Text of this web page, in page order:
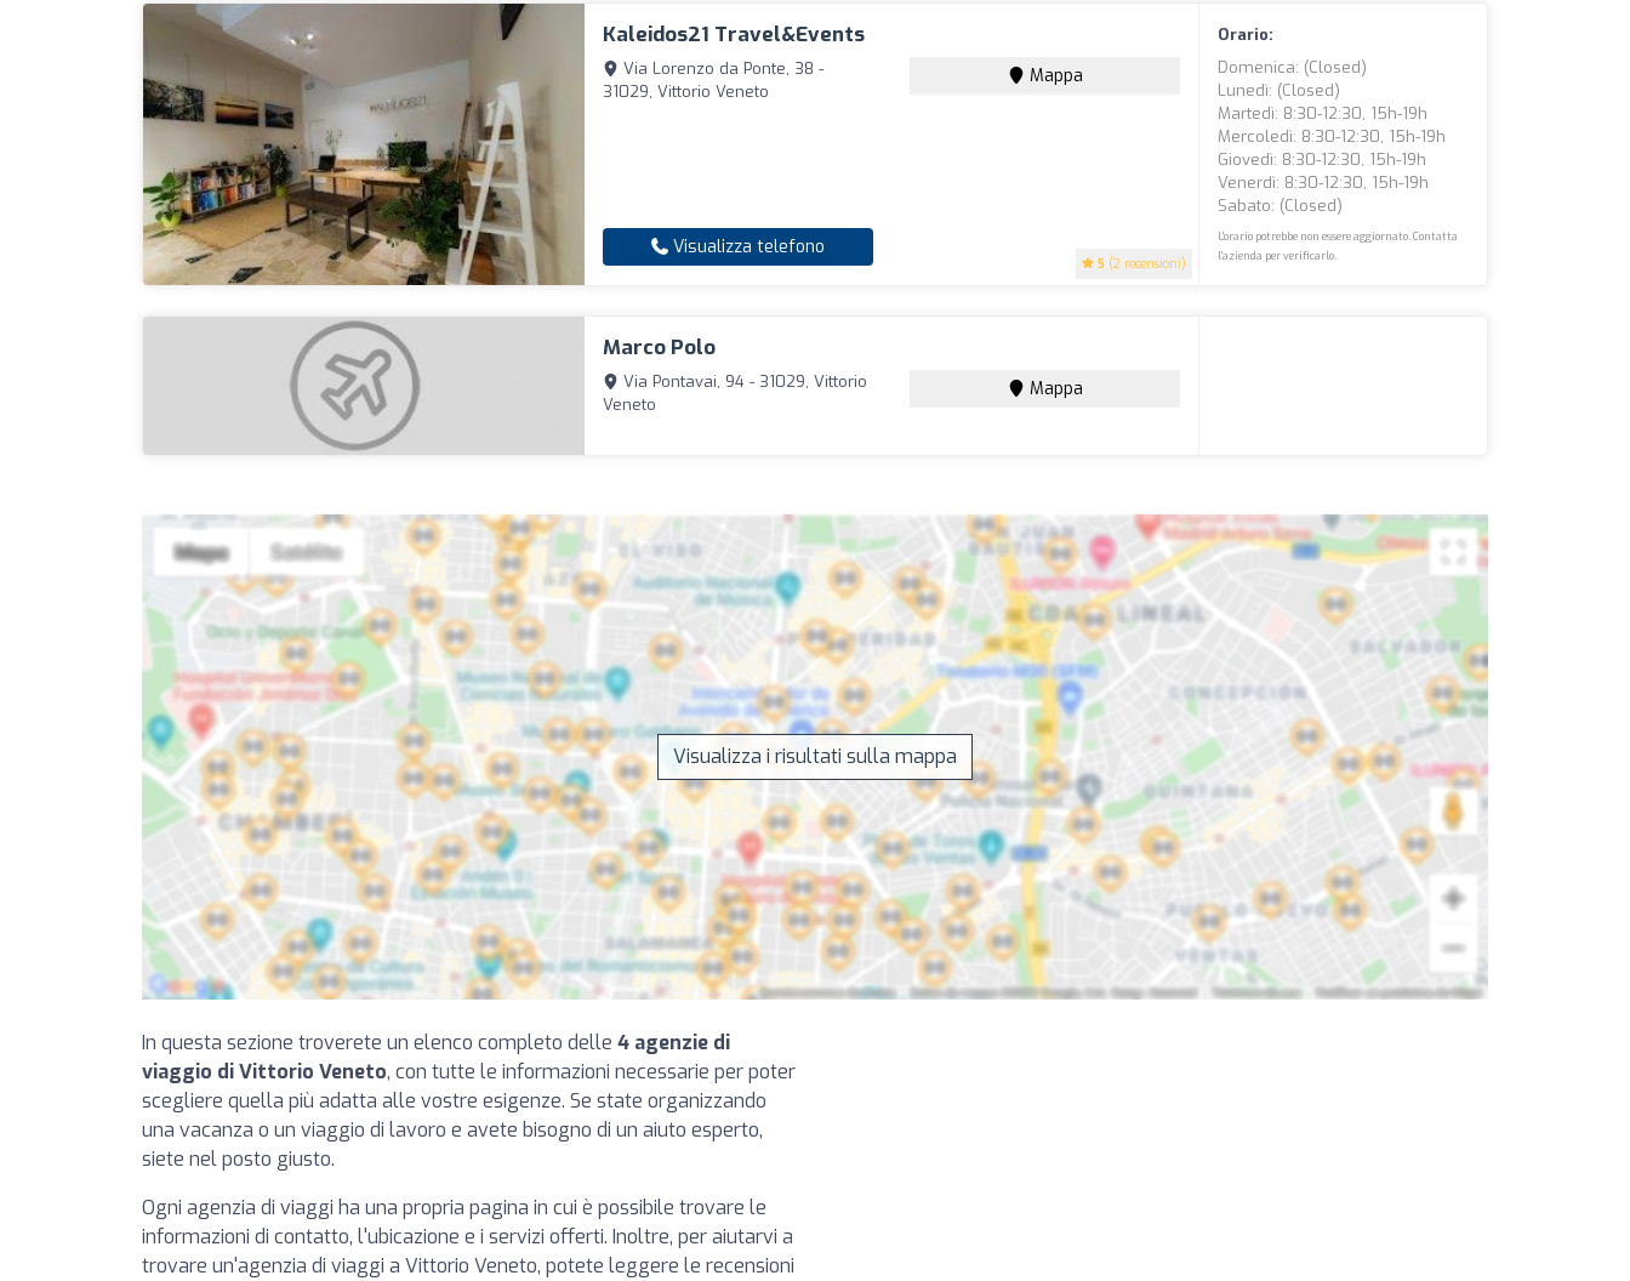
Kaleidos21 Travel&Events
5 (2 recensioni)
Via Lorenzo da Ponte, 38 -
31029, Vittorio Veneto
Mappa
Visualizza telefono
Orario:
Domenica: (closed)
Lunedì: (closed)
Martedì: 8:30-12:30, 15h-19h
Mercoledì: 8:30-12:30, 15h-19h
Giovedì: 8:30-12:30, 15h-19h
Venerdì: 8:30-12:30, 15h-19h
Sabato: (closed)
L'orario potrebbe non essere aggiornato. Contatta
l'azienda per verificarlo.
Marco Polo
Via Pontavai, 94 - 31029, Vittorio
Veneto
Mappa
Visualizza i risultati sulla mappa
In questa sezione troverete un elenco completo delle 4 agenzie di
viaggio di Vittorio Veneto, con tutte le informazioni necessarie per poter
scegliere quella più adatta alle vostre esigenze. Se state organizzando
una vacanza o un viaggio di lavoro e avete bisogno di un aiuto esperto,
siete nel posto giusto.
Ogni agenzia di viaggi ha una propria pagina in cui è possibile trovare le
informazioni di contatto, l'ubicazione e i servizi offerti. Inoltre, per aiutarvi a
trovare un'agenzia di viaggi a Vittorio Veneto, potete leggere le recensioni